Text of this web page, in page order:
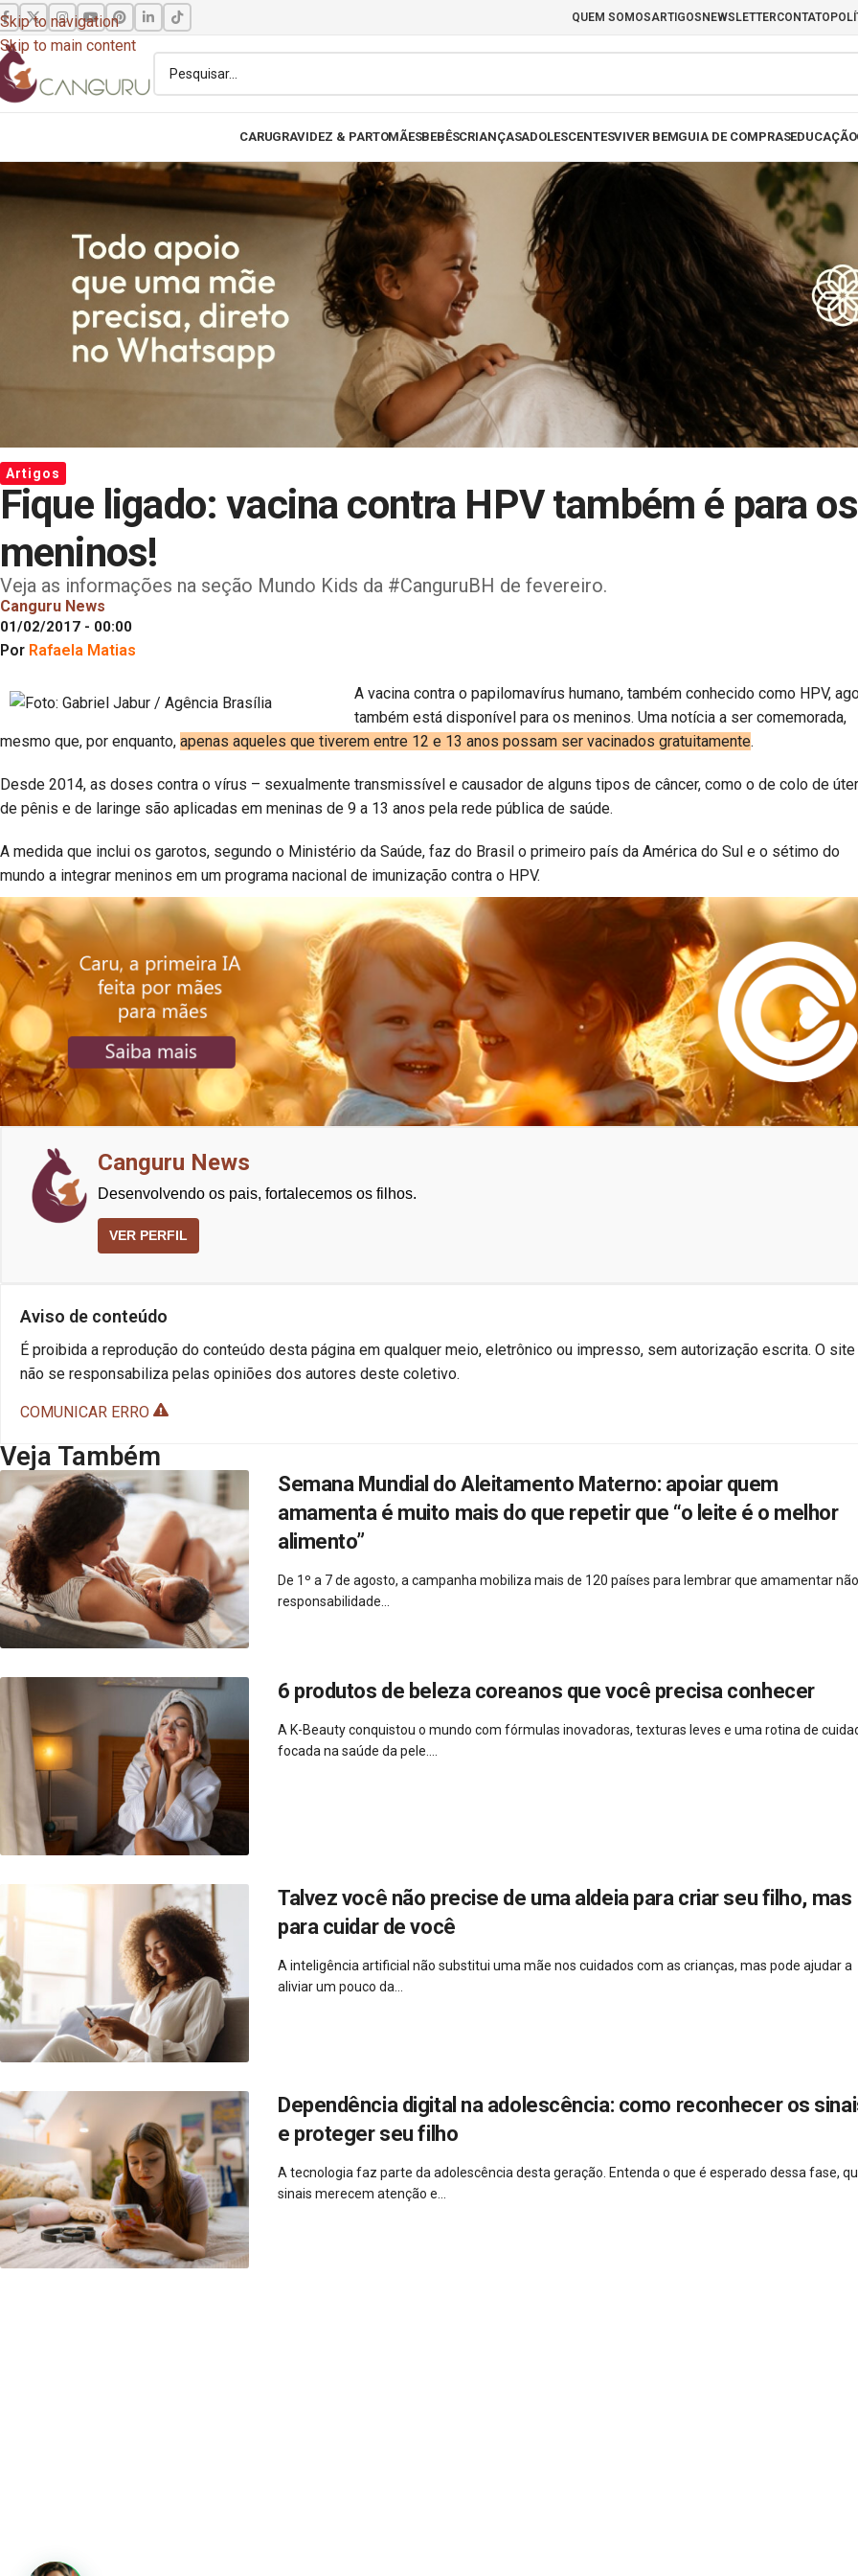
Skip to navigation
Skip to main content
QUEM SOMOSARTIGOS NEWSLETTERCONTATO
CARUGRAVIDEZ & PARTOMÃESBEBÊSCRIANÇASADOLESCENTESVIVER BEMGUIA DE COMPRASEDUCAÇÃO
Artigos
Fique ligado: vacina contra HPV também é para os
meninos!
Veja as informações na seção Mundo Kids da #CanguruBH de fevereiro.
Canguru News
01/02/2017 - 00:00
Por Rafaela Matias
A vacina contra o papilomavírus humano, também conhecido como HPV,
também está disponível para os meninos. Uma notícia a ser comemorada,
mesmo que, por enquanto, apenas aqueles que tiverem entre 12 e 13 anos possam ser vacinados gratuitamente.
Desde 2014, as doses contra o vírus – sexualmente transmissível e causador de alguns tipos de câncer, como o de colo de
de pênis e de laringe são aplicadas em meninas de 9 a 13 anos pela rede pública de saúde.
A medida que inclui os garotos, segundo o Ministério da Saúde, faz do Brasil o primeiro país da América do Sul e o sétimo do
mundo a integrar meninos em um programa nacional de imunização contra o HPV.
Canguru News
Desenvolvendo os pais, fortalecemos os filhos.
VER PERFIL
Aviso de conteúdo
É proibida a reprodução do conteúdo desta página em qualquer meio, eletrônico ou impresso, sem autorização escrita. O site
não se responsabiliza pelas opiniões dos autores deste coletivo.
COMUNICAR ERRO
Veja Também
Semana Mundial do Aleitamento Materno: apoiar quem
amamenta é muito mais do que repetir que “o leite é o melhor
alimento”
De 1º a 7 de agosto, a campanha mobiliza mais de 120 países para lembrar que amamentar
responsabilidade...
6 produtos de beleza coreanos que você precisa conhecer
A K-Beauty conquistou o mundo com fórmulas inovadoras, texturas leves e uma rotina de
focada na saúde da pele....
Talvez você não precise de uma aldeia para criar seu filho, mas
para cuidar de você
A inteligência artificial não substitui uma mãe nos cuidados com as crianças, mas pode ajudar a
aliviar um pouco da...
Dependência digital na adolescência: como reconhecer os
e proteger seu filho
A tecnologia faz parte da adolescência desta geração. Entenda o que é esperado dessa fase,
sinais merecem atenção e...